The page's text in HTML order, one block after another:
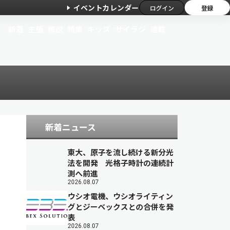
イベントカレンダー ログイン 登録
新着ニュース
東大、原子を流し続ける新分光
法を開発 光格子時計の連続計
測へ前進
2026.08.07
ウシオ電機、ウシオライティン
グとジーベックスとの合併を発
表
2026.08.07